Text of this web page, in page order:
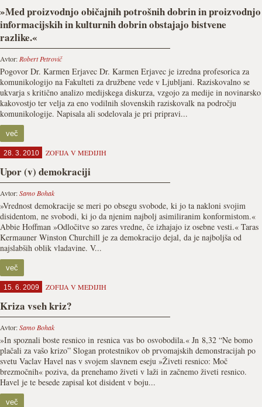
»Med proizvodnjo običajnih potrošnih dobrin in proizvodnjo
informacijskih in kulturnih dobrin obstajajo bistvene
razlike.«
Avtor: Robert Petrovič
Pogovor Dr. Karmen Erjavec Dr. Karmen Erjavec je izredna profesorica za
komunikologijo na Fakulteti za družbene vede v Ljubljani. Raziskovalno se
ukvarja s kritično analizo medijskega diskurza, vzgojo za medije in novinarsko
kakovostjo ter velja za eno vodilnih slovenskih raziskovalk na področju
komunikologije. Napisala ali sodelovala je pri pripravi...
več
28. 3. 2010 ZOFIJA V MEDIJIH
Upor (v) demokraciji
Avtor:Samo Bohak
»Vrednost demokracije se meri po obsegu svobode, ki jo ta nakloni svojim
disidentom, ne svobodi, ki jo da njenim najbolj asimiliranim konformistom.«
Abbie Hoffman »Odločitve so zares vredne, če izhajajo iz osebne vesti.« Taras
Kermauner Winston Churchill je za demokracijo dejal, da je najboljša od
najslabših oblik vladavine. V...
več
15. 6. 2009 ZOFIJA V MEDIJIH
Kriza vseh kriz?
Avtor:Samo Bohak
»In spoznali boste resnico in resnica vas bo osvobodila.« Jn 8,32 “Ne bomo
plačali za vašo krizo” Slogan protestnikov ob prvomajskih demonstracijah po
svetu Vaclav Havel nas v svojem slavnem eseju »Živeti resnico: Moč
brezmočnih« poziva, da prenehamo živeti v laži in začnemo živeti resnico.
Havel je te besede zapisal kot disident v boju...
več